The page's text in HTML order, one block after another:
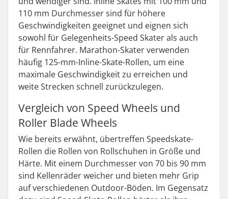
110 mm Durchmesser sind für höhere
Geschwindigkeiten geeignet und eignen sich
sowohl für Gelegenheits-Speed Skater als auch
für Rennfahrer. Marathon-Skater verwenden
häufig 125-mm-Inline-Skate-Rollen, um eine
maximale Geschwindigkeit zu erreichen und
weite Strecken schnell zurückzulegen.
Vergleich von Speed Wheels und
Roller Blade Wheels
Wie bereits erwähnt, übertreffen Speedskate-
Rollen die Rollen von Rollschuhen in Größe und
Härte. Mit einem Durchmesser von 70 bis 90 mm
sind Kellenräder weicher und bieten mehr Grip
auf verschiedenen Outdoor-Böden. Im Gegensatz